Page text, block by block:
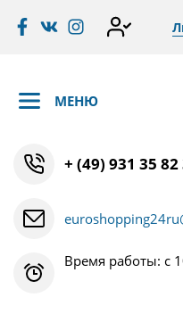
МЕНЮ
+ (49) 931 35 82
Время работы: с